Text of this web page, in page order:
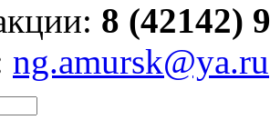
8 (42142)
ng.amursk@ya.ru